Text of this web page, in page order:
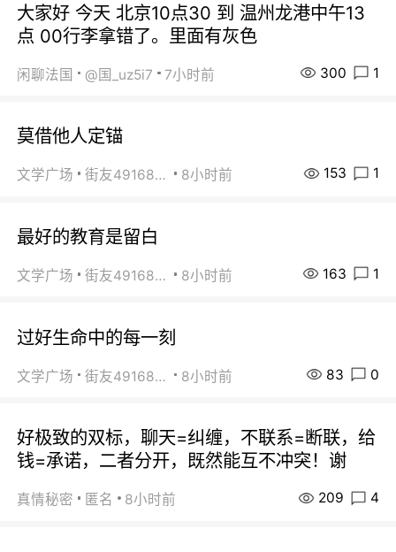
大家好 今天 北京10点30 到 温州龙港中午13
点 00行李拿错了。里面有灰色
闲聊法国 @国_uz5i7 7小时前 300 1
莫借他人定锚
文学广场 街友49168527 8小时前 153 1
最好的教育是留白
文学广场 街友49168527 8小时前 163 1
过好生命中的每一刻
文学广场 街友49168527 8小时前 83 0
好极致的双标，聊天=纠缠，不联系=断联，给
钱=承诺，二者分开，既然能互不冲突！谢
真情秘密 匿名 8小时前 209 4